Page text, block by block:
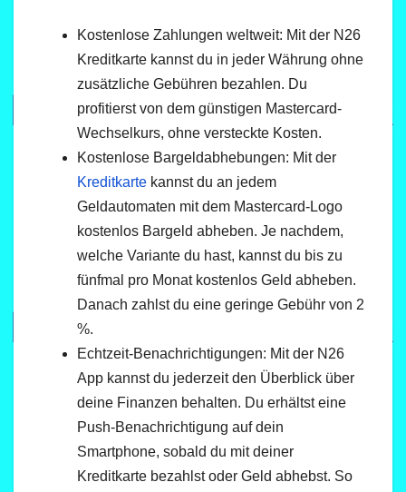
Kostenlose Zahlungen weltweit: Mit der N26
Kreditkarte kannst du in jeder Währung ohne
zusätzliche Gebühren bezahlen. Du
profitierst von dem günstigen Mastercard-
Wechselkurs, ohne versteckte Kosten.
Kostenlose Bargeldabhebungen: Mit der
Kreditkarte kannst du an jedem
Geldautomaten mit dem Mastercard-Logo
kostenlos Bargeld abheben. Je nachdem,
welche Variante du hast, kannst du bis zu
fünfmal pro Monat kostenlos Geld abheben.
Danach zahlst du eine geringe Gebühr von 2
%.
Echtzeit-Benachrichtigungen: Mit der N26
App kannst du jederzeit den Überblick über
deine Finanzen behalten. Du erhältst eine
Push-Benachrichtigung auf dein
Smartphone, sobald du mit deiner
Kreditkarte bezahlst oder Geld abhebst. So